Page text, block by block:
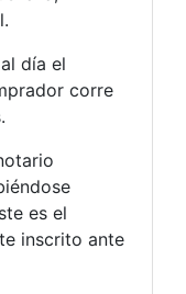
día el
corre
es el
inscrito ante